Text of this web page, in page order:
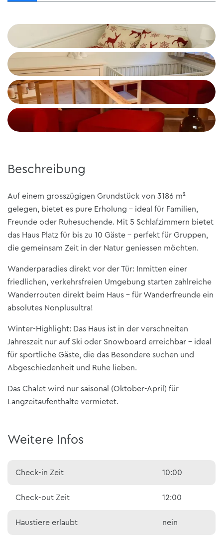
Beschreibung
Auf einem grosszügigen Grundstück von 3186 m²
gelegen, bietet es pure Erholung – ideal für Familien,
Freunde oder Ruhesuchende. Mit 5 Schlafzimmern bietet
das Haus Platz für bis zu 10 Gäste – perfekt für Gruppen,
die gemeinsam Zeit in der Natur geniessen möchten.
Wanderparadies direkt vor der Tür: Inmitten einer
friedlichen, verkehrsfreien Umgebung starten zahlreiche
Wanderrouten direkt beim Haus – für Wanderfreunde ein
absolutes Nonplusultra!
Winter-Highlight: Das Haus ist in der verschneiten
Jahreszeit nur auf Ski oder Snowboard erreichbar – ideal
für sportliche Gäste, die das Besondere suchen und
Abgeschiedenheit und Ruhe lieben.
Das Chalet wird nur saisonal (Oktober-April) für
Langzeitaufenthalte vermietet.
Weitere Infos
Check-in Zeit 10:00
Check-out Zeit 12:00
Haustiere erlaubt nein